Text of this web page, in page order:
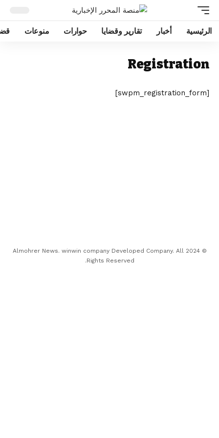
الرئيسية أخبار تقارير وقضايا حوارات منوعات
Registration
[swpm_registration_form]
© 2024 Almohrer News. winwin company Developed Company. All
Rights Reserved.